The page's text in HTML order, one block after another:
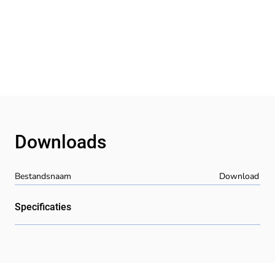
Bestandsnaam Download
Downloads
Specificaties